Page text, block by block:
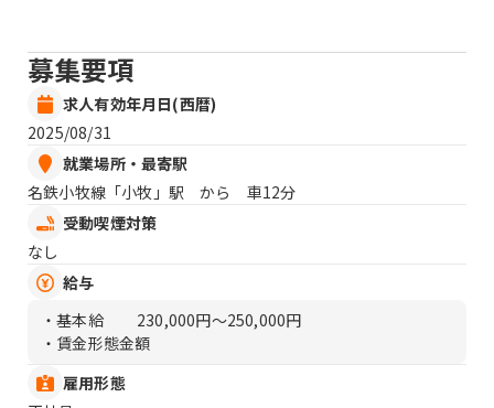
募集要項
求人有効年月日(西暦)
2025/08/31
就業場所・最寄駅
名鉄小牧線「小牧」駅 から 車12分
受動喫煙対策
なし
給与
・基本給
230,000円〜250,000円
・賃金形態金額
雇用形態